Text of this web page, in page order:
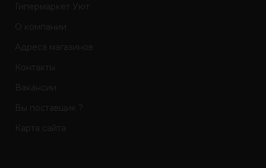
Гипермаркет Уют
О компании
Адреса магазинов
Контакты
Вакансии
Вы поставщик ?
Карта сайта